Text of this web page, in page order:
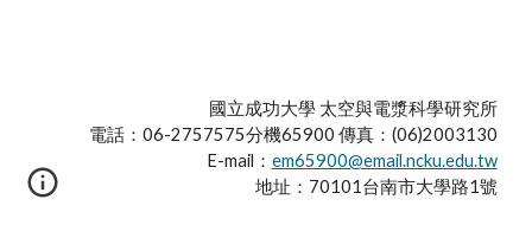
國立成功大學 太空與電漿科學研究所
電話：06-2757575分機65900 傳真：(06)2003130
E-mail： em65900@email.ncku.edu.tw
地址：70101台南市大學路1號